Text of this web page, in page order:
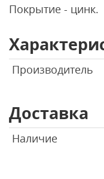
Покрытие - цинк.
Производитель
Доставка
Наличие